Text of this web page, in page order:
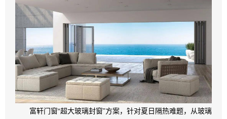
富轩门窗“超大玻璃封窗”方案，针对夏日隔热难题，从玻璃